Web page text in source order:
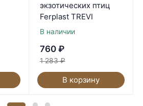
экзотических птиц
Ferplast TREVI
В наличии
760 ₽
1 283 ₽
В корзину